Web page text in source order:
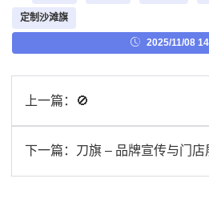
定制沙滩旗
2025/11/08
上一篇： 🚫
下一篇： 刀旗 – 品牌宣传与门